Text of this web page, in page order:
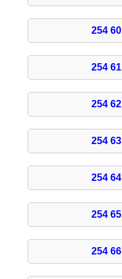
254 60
254 61
254 62
254 63
254 64
254 65
254 66